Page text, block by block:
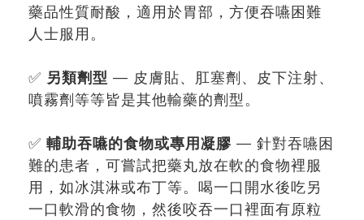
藥品性質耐酸，適用於胃部，方便吞嚥困難
人士服用。
✅ 另類劑型 — 皮膚貼、肛塞劑、皮下注射、
噴霧劑等等皆是其他輸藥的劑型。
✅ 輔助吞嚥的食物或專用凝膠 — 針對吞嚥困
難的患者，可嘗試把藥丸放在軟的食物裡服
用，如冰淇淋或布丁等。喝一口開水後吃另
一口軟滑的食物，然後咬吞一口裡面有原粒